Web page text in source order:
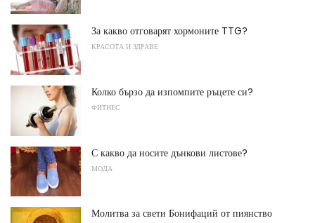
За какво отговарят хормоните TTG?
КРАСОТА И ЗДРАВЕ
Колко бързо да изпомпите ръцете си?
ФИТНЕС
С какво да носите дънкови листове?
МОДА
Молитва за свети Бонифаций от пиянство